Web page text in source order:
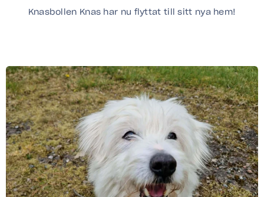
Knasbollen Knas har nu flyttat till sitt nya hem!